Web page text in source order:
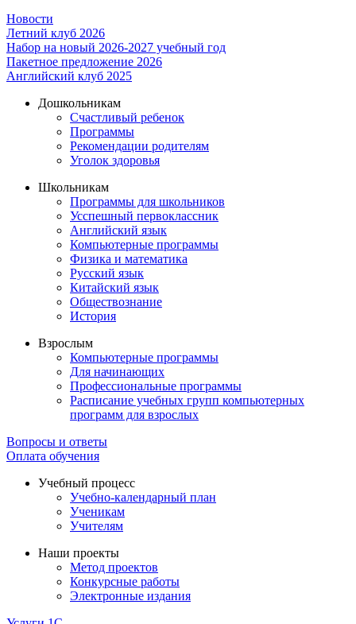
Новости
Летний клуб 2026
Набор на новый 2026-2027 учебный год
Пакетное предложение 2026
Английский клуб 2025
Дошкольникам
Счастливый ребенок
Программы
Рекомендации родителям
Уголок здоровья
Школьникам
Программы для школьников
Усспешный первоклассник
Английский язык
Компьютерные программы
Физика и математика
Русский язык
Китайский язык
Обществознание
История
Взрослым
Компьютерные программы
Для начинающих
Профессиональные программы
Расписание учебных групп компьютерных
программ для взрослых
Вопросы и ответы
Оплата обучения
Учебный процесс
Учебно-календарный план
Ученикам
Учителям
Наши проекты
Метод проектов
Конкурсные работы
Электронные издания